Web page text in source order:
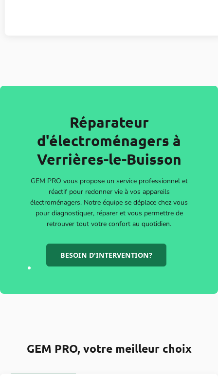
Réparateur
d'électroménagers à
Verrières-le-Buisson
GEM PRO vous propose un service professionnel et
réactif pour redonner vie à vos appareils
électroménagers. Notre équipe se déplace chez vous
pour diagnostiquer, réparer et vous permettre de
retrouver tout votre confort au quotidien.
BESOIN D'INTERVENTION?
GEM PRO, votre meilleur choix